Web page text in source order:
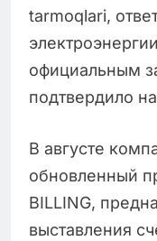
tarmoqlari,
официальным
подтвердило
В августе
обновленный
BILLING,
выставления